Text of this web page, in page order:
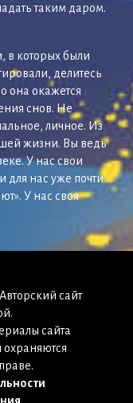
таким даром.
в которых были
делитесь
она окажется
снов. Не
личное. Из
жизни. Вы ведь
У нас свои
для нас уже почти
У нас своя
сайт
сайта